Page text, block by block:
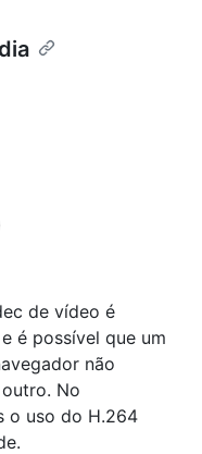
de vídeo é
é possível que um
não
No
o uso do H.264